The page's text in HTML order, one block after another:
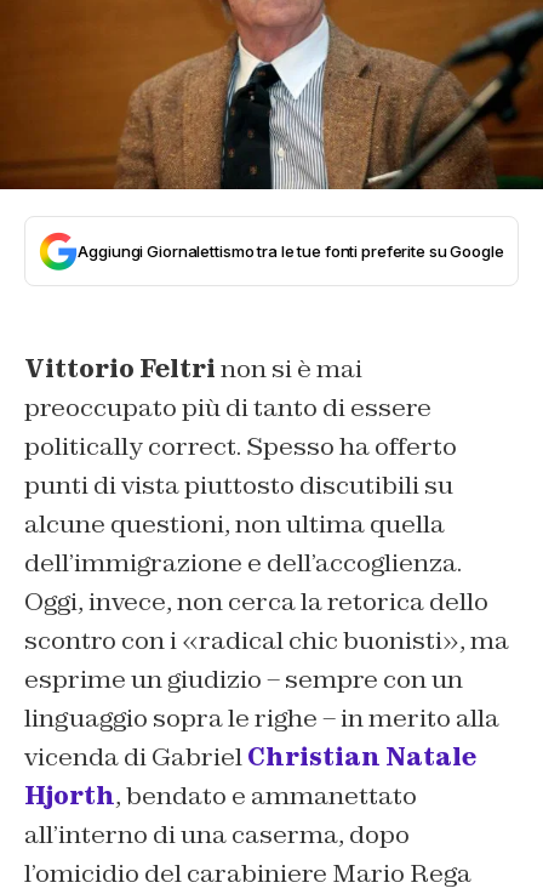
Aggiungi Giornalettismo tra le tue fonti preferite su Google
Vittorio Feltrinon si è mai
preoccupato più di tanto di essere
politically correct. Spesso ha offerto
punti di vista piuttosto discutibili su
alcune questioni, non ultima quella
dell’immigrazione e dell’accoglienza.
Oggi, invece, non cerca la retorica dello
scontro con i «radical chic buonisti», ma
esprime un giudizio – sempre con un
linguaggio sopra le righe – in merito alla
vicenda di GabrielChristian Natale
Hjorth, bendato e ammanettato
all’interno di una caserma, dopo
l’omicidio del carabiniere Mario Rega